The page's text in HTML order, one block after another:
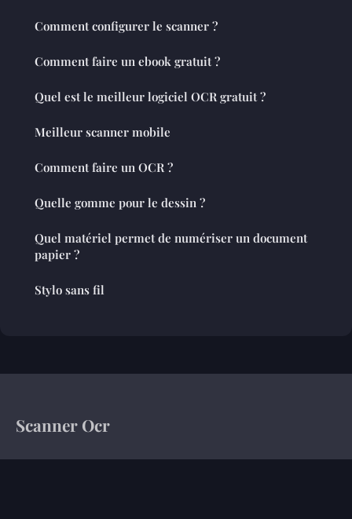
Comment configurer le scanner ?
Comment faire un ebook gratuit ?
Quel est le meilleur logiciel OCR gratuit ?
Meilleur scanner mobile
Comment faire un OCR ?
Quelle gomme pour le dessin ?
Quel matériel permet de numériser un document
papier ?
Stylo sans fil
Scanner Ocr